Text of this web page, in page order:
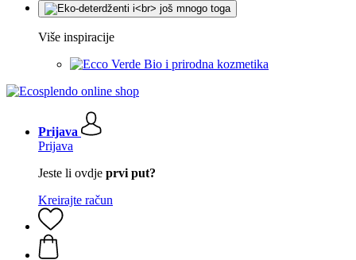
Više inspiracije
Bio i prirodna kozmetika
Prijava
Prijava
Jeste li ovdje prvi put?
Kreirajte račun